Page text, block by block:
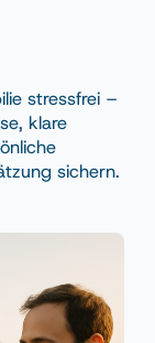
stressfrei –
klare
sichern.